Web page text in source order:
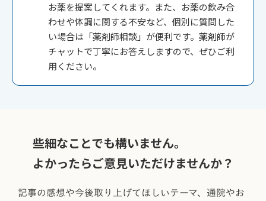
お薬を提案してくれます。また、お薬の飲み合
わせや体調に関する不安など、個別に質問した
い場合は「薬剤師相談」が便利です。薬剤師が
チャットで丁寧にお答えしますので、ぜひご利
用ください。
些細なことでも構いません。
よかったらご意見いただけませんか？
記事の感想や今後取り上げてほしいテーマ、通院やお